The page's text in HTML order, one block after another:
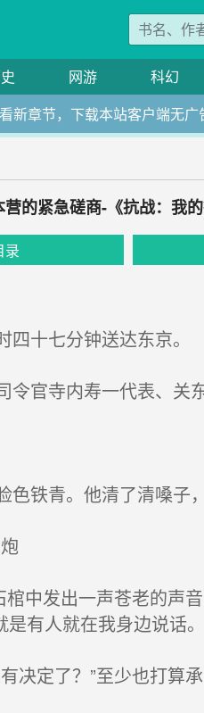
网游 科幻
新章节，下载本站客户端无广
的紧急磋商-《抗战：我
录
十七分钟送达东京。
官寺内寿一代表、关
铁青。他清了清嗓子，
中发出一声苍老的声
有人就在我身边说话。
定了？”至少也打算承